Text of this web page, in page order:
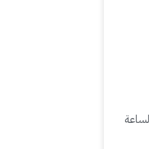
على مدار الساعة